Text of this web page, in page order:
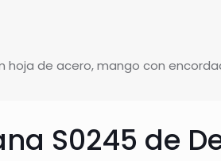
hoja de acero, mango con
S0245 de